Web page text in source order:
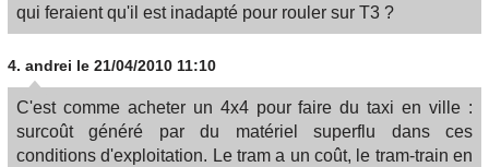
qui feraient qu'il est inadapté pour rouler sur T3 ?
4. andrei le 21/04/2010 11:10
C'est comme acheter un 4x4 pour faire du taxi en ville :
surcoût généré par du matériel superflu dans ces
conditions d'exploitation. Le tram a un coût, le tram-train en